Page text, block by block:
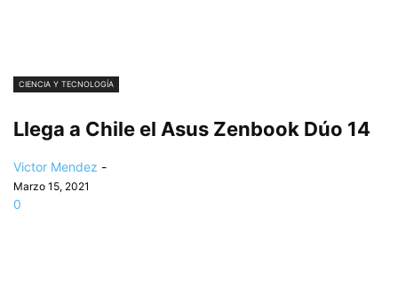
CIENCIA Y TECNOLOGÍA
Llega a Chile el Asus Zenbook Dúo 14
Victor Mendez -
Marzo 15, 2021
0